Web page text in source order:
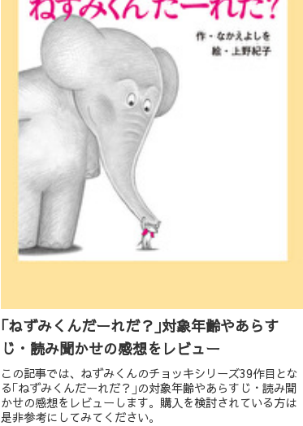
｢ねずみくんだーれだ？｣対象年齢やあらす
じ・読み聞かせの感想をレビュー
この記事では、ねずみくんのチョッキシリーズ39作目とな
る｢ねずみくんだーれだ？｣の対象年齢やあらすじ・読み聞
かせの感想をレビューします。購入を検討されている方は
是非参考にしてみてください。